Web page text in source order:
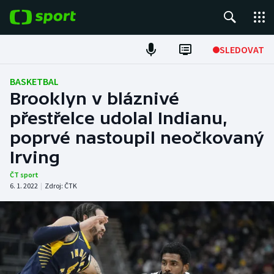
SLEDOVAT
Fotbal
Hokej
Tenis
Atletika
DALŠÍ SPORTY
Americký fotbal
NEPŘEHLÉDNĚTE
BASKETBAL
Brooklyn v bláznivé
přestřelce udolal Indianu,
poprvé nastoupil neočkovaný
Irving
ČT sport
6. 1. 2022 | Zdroj: ČTK